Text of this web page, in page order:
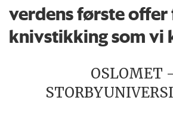
verdens første offer
knivstikking som vi
OSLOMET